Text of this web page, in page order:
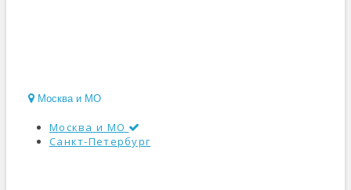
Москва и МО
Москва и МО
Санкт-Петербург